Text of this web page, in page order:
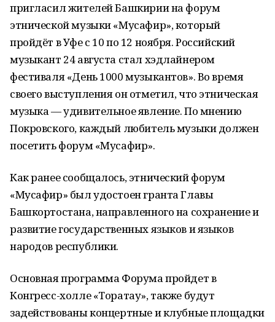
пригласил жителей Башкирии на форум
этнической музыки «Мусафир», который
пройдёт в Уфе с 10 по 12 ноября. Российский
музыкант 24 августа стал хэдлайнером
фестиваля «День 1000 музыкантов». Во время
своего выступления он отметил, что этническая
музыка — удивительное явление. По мнению
Покровского, каждый любитель музыки должен
посетить форум «Мусафир».
Как ранее сообщалось, этнический форум
«Мусафир» был удостоен гранта Главы
Башкортостана, направленного на сохранение и
развитие государственных языков и языков
народов республики.
Основная программа Форума пройдет в
Конгресс-холле «Торатау», также будут
задействованы концертные и клубные площадки